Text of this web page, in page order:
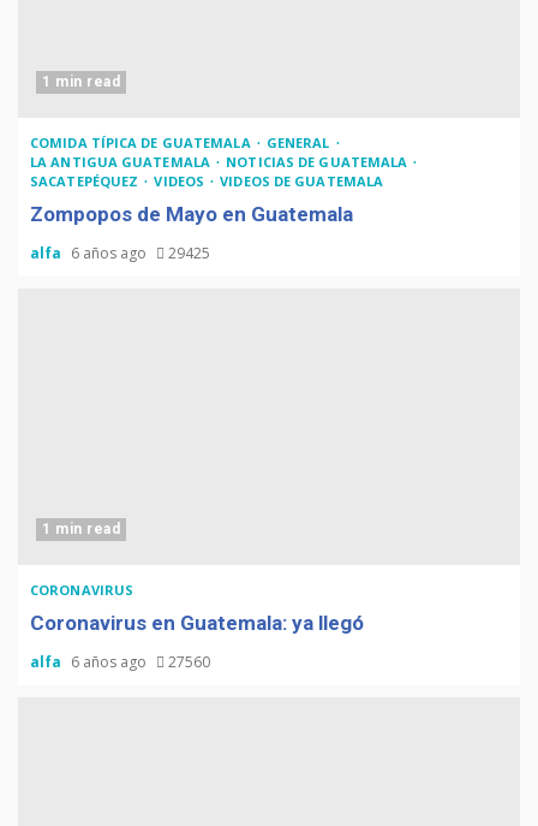
1 min read
COMIDA TÍPICA DE GUATEMALA
GENERAL
LA ANTIGUA GUATEMALA
NOTICIAS DE GUATEMALA
SACATEPÉQUEZ
VIDEOS VIDEOS DE GUATEMALA
Zompopos de Mayo en Guatemala
alfa 6 años ago 29425
1 min read
CORONAVIRUS
Coronavirus en Guatemala: ya llegó
alfa 6 años ago 27560